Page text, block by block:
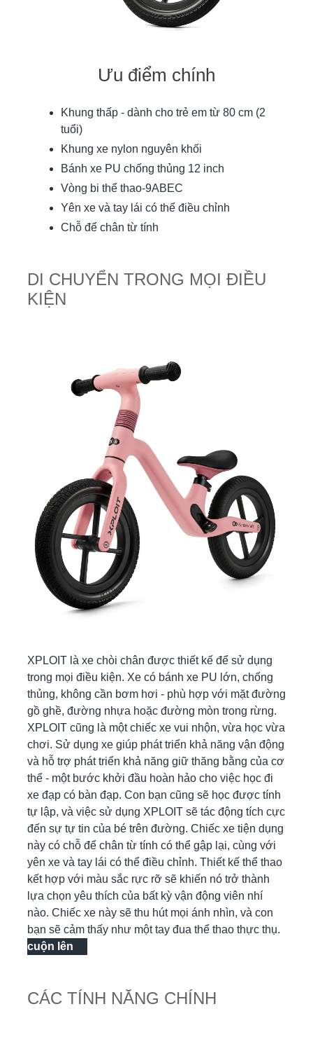
Ưu điểm chính
Khung thấp - dành cho trẻ em từ 80 cm (2
tuổi)
Khung xe nylon nguyên khối
Bánh xe PU chống thủng 12 inch
Vòng bi thể thao-9ABEC
Yên xe và tay lái có thể điều chỉnh
Chỗ để chân từ tính
DI CHUYỂN TRONG MỌI ĐIỀU
KIỆN
XPLOIT là xe chòi chân được thiết kế để sử dụng
trong mọi điều kiện. Xe có bánh xe PU lớn, chống
thủng, không cần bơm hơi - phù hợp với mặt đường
gồ ghề, đường nhựa hoặc đường mòn trong rừng.
XPLOIT cũng là một chiếc xe vui nhộn, vừa học vừa
chơi. Sử dụng xe giúp phát triển khả năng vận động
và hỗ trợ phát triển khả năng giữ thăng bằng của cơ
thể - một bước khởi đầu hoàn hảo cho việc học đi
xe đạp có bàn đạp. Con bạn cũng sẽ học được tính
tự lập, và việc sử dụng XPLOIT sẽ tác động tích cực
đến sự tự tin của bé trên đường. Chiếc xe tiện dụng
này có chỗ để chân từ tính có thể gập lại, cùng với
yên xe và tay lái có thể điều chỉnh. Thiết kế thể thao
kết hợp với màu sắc rực rỡ sẽ khiến nó trở thành
lựa chọn yêu thích của bất kỳ vận động viên nhí
nào. Chiếc xe này sẽ thu hút mọi ánh nhìn, và con
bạn sẽ cảm thấy như một tay đua thể thao thực thụ.
cuộn lên
CÁC TÍNH NĂNG CHÍNH